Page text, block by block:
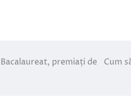
premiați de
Cum